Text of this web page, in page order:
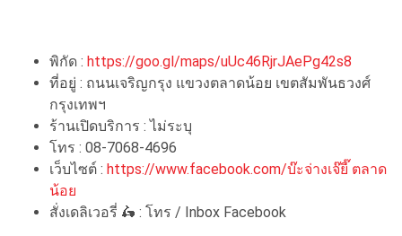
พิกัด : https://goo.gl/maps/uUc46RjrJAePg42s8
ที่อยู่ : ถนนเจริญกรุง แขวงตลาดน้อย เขตสัมพันธวงศ์
กรุงเทพฯ
ร้านเปิดบริการ : ไม่ระบุ
โทร : 08-7068-4696
เว็บไซต์ : https://www.facebook.com/บ๊ะจ่างเจ๊ยี๊ ตลาด
น้อย
สั่งเดลิเวอรี่ 🛵 : โทร / Inbox Facebook